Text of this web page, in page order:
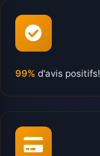
99% d'avis positifs!